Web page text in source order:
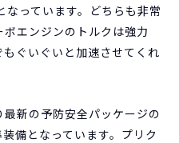
っています。どちらも非常
エンジンのトルクは強力
ぐいぐいと加速させてくれ
新の予防安全パッケージの
備となっています。プリク